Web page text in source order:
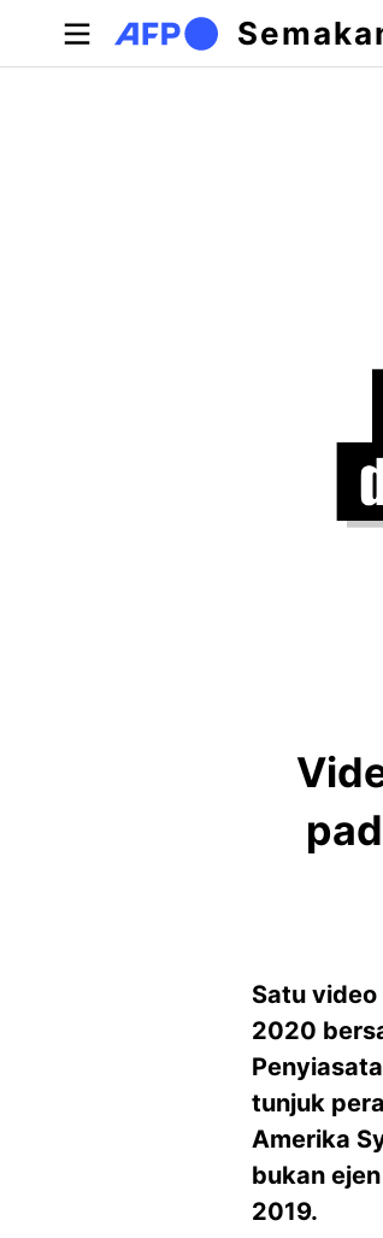
Langkau ke kandungan utama
Tab-tab utama
Satu
2020
tunjuk
Amerika
bukan
2019.